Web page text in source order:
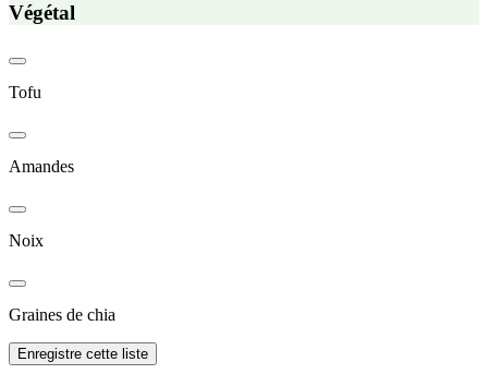
Végétal
Tofu
Amandes
Noix
Graines de chia
Enregistre cette liste